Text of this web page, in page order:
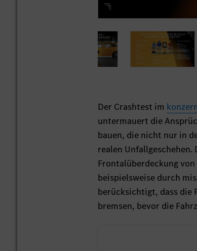
Der Crashtest im
untermauert die
bauen, die nicht nur in
realen
Frontalüberdeckung
beispielsweise durch
berücksichtigt, dass die
bremsen, bevor die